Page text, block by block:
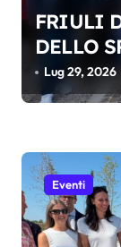
t
c
l
i
FRIULI
DELLO
Lug 29, 2026
Eventi